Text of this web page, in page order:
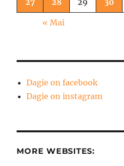
« Mai
Dagie on facebook
Dagie on instagram
MORE WEBSITES: